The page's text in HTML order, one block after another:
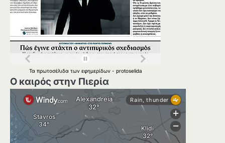
Τα πρωτοσέλιδα των εφημερίδων - protoselida
Ο καιρός στην Πιερία